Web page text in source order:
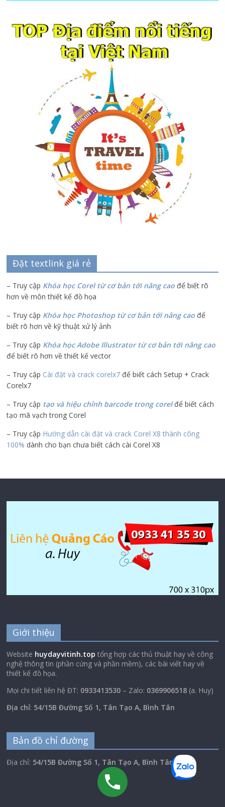
Đặt textlink giá rẻ
– Truy cập Khóa học Corel từ cơ bản tới nâng cao để biết rõ
hơn về môn thiết kế đồ họa
– Truy cập Khóa học Photoshop từ cơ bản tới nâng cao để
biết rõ hơn về kỹ thuật xử lý ảnh
– Truy cập Khóa học Adobe Illustratortừ cơ bản tới nâng cao
để biết rõ hơn về thiết kế vector
– Truy cập Cài đặt và crack corelx7 để biết cách Setup + Crack
Corelx7
– Truy cập tạo và hiệu chỉnh barcode trong corelđể biết cách
tạo mã vạch trong Corel
– Truy cập Hướng dẫn cài đặt và crack Corel X8 thành công
100% dành cho bạn chưa biết cách cài Corel X8
Giới thiệu
Website huydayvitinh.top tổng hợp các thủ thuật hay về công
nghệ thông tin (phần cứng và phần mềm), các bài viết hay về
thiết kế đồ họa.
Mọi chi tiết liên hệ ĐT: 0933413530 – Zalo: 0369906518 (a. Huy)
Địa chỉ: 54/15B Đường Số 1, Tân Tạo A, Bình Tân
Bản đồ chỉ đường
Địa chỉ: 54/15B Đường Số 1, Tân Tạo A, Bình Tân